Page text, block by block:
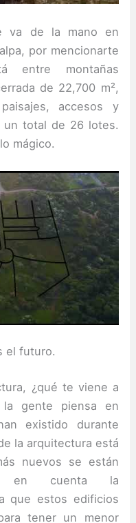
va de la mano en
por mencionarte
entre montañas
de 22,700 m²,
accesos y
un total de 26 lotes.
mágico.
el futuro.
¿qué te viene a
gente piensa en
existido durante
la arquitectura está
nuevos se están
en cuenta la
que estos edificios
tener un menor